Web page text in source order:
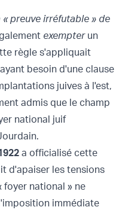
preuve irréfutable » de
exempterun
règle s'appliquait
besoin d'une clause
juives à l'est,
admis que le champ
national juif
a officialisé cette
d'apaiser les tensions
national » ne
immédiate